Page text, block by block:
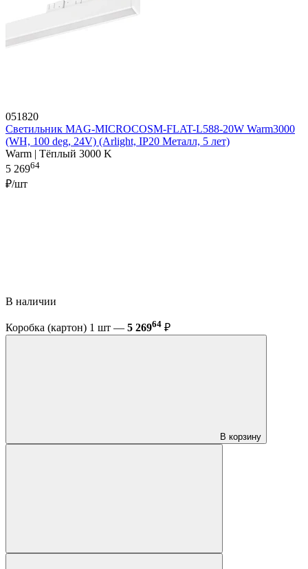
051820
Светильник MAG-MICROCOSM-FLAT-L588-20W Warm3000
(WH, 100 deg, 24V) (Arlight, IP20 Металл, 5 лет)
Warm | Тёплый 3000 K
5 26964
₽/шт
В наличии
Коробка (картон) 1 шт — 5 26964 ₽
В корзину